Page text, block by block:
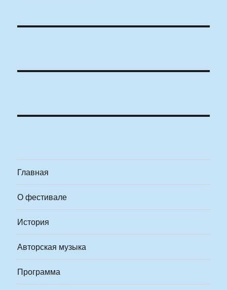
Главная
О фестивале
История
Авторская музыка
Программа